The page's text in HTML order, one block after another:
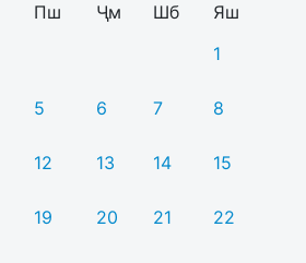
Пш Ҷм Шб
Яш
1
5 6 7 8
12 13 14 15
19 20 21 22